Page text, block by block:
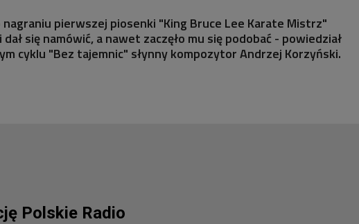
nagraniu pierwszej piosenki "King Bruce Lee Karate Mistrz"
się namówić, a nawet zaczęło mu się podobać - powiedział
cyklu "Bez tajemnic" słynny kompozytor Andrzej Korzyński.
Polskie Radio